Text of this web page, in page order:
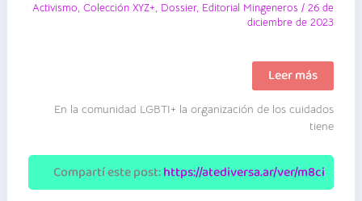
Activismo,Colección XYZ+, Dossier, Editorial Mingeneros /26 de
diciembre de 2023
Cuidados
desde
una
perspectiva
|
Editorial
Mingéneros
|
Leer más
En la comunidad LGBTI+ la organización de los cuidados
tiene
Compartí este post:https://atediversa.ar/ver/m8ci